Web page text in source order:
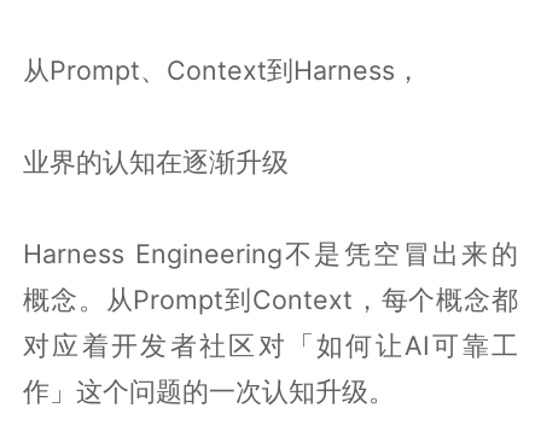
从Prompt、Context到Harness，
业界的认知在逐渐升级
Harness Engineering不是凭空冒出来的
概念。从Prompt到Context，每个概念都
对应着开发者社区对「如何让AI可靠工
作」这个问题的一次认知升级。